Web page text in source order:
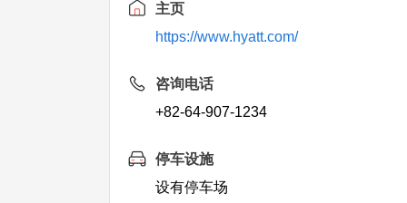
主页
https://www.hyatt.com/
咨询电话
+82-64-907-1234
停车设施
设有停车场